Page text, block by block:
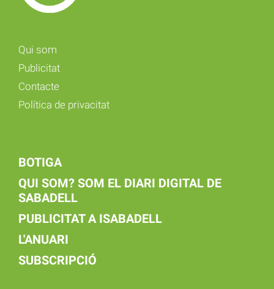
Qui som
Publicitat
Contacte
Política de privacitat
BOTIGA
QUI SOM? SOM EL DIARI DIGITAL DE
SABADELL
PUBLICITAT A ISABADELL
L'ANUARI
SUBSCRIPCIÓ